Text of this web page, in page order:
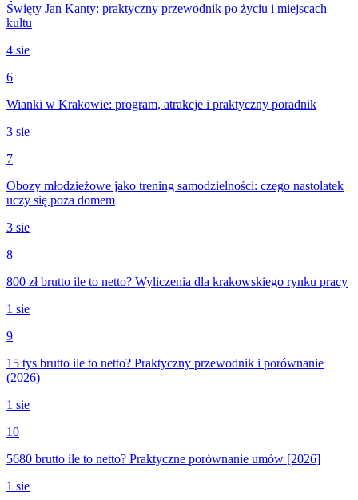
Święty Jan Kanty: praktyczny przewodnik po życiu i miejscach
kultu
4 sie
6
Wianki w Krakowie: program, atrakcje i praktyczny poradnik
3 sie
7
Obozy młodzieżowe jako trening samodzielności: czego nastolatek
uczy się poza domem
3 sie
8
800 zł brutto ile to netto? Wyliczenia dla krakowskiego rynku pracy
1 sie
9
15 tys brutto ile to netto? Praktyczny przewodnik i porównanie
(2026)
1 sie
10
5680 brutto ile to netto? Praktyczne porównanie umów [2026]
1 sie